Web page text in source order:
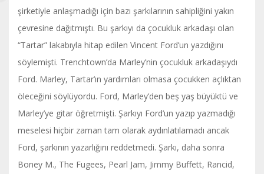
şirketiyle anlaşmadığı için bazı şarkılarının sahipliğini yakın
çevresine dağıtmıştı. Bu şarkıyı da çocukluk arkadaşı olan
“Tartar” lakabıyla hitap edilen Vincent Ford’un yazdığını
söylemişti. Trenchtown’da Marley’nin çocukluk arkadaşıydı
Ford. Marley, Tartar’ın yardımları olmasa çocukken açlıktan
öleceğini söylüyordu. Ford, Marley’den beş yaş büyüktü ve
Marley’ye gitar öğretmişti. Şarkıyı Ford’un yazıp yazmadığı
meselesi hiçbir zaman tam olarak aydınlatılamadı ancak
Ford, şarkının yazarlığını reddetmedi. Şarkı, daha sonra
Boney M., The Fugees, Pearl Jam, Jimmy Buffett, Rancid,